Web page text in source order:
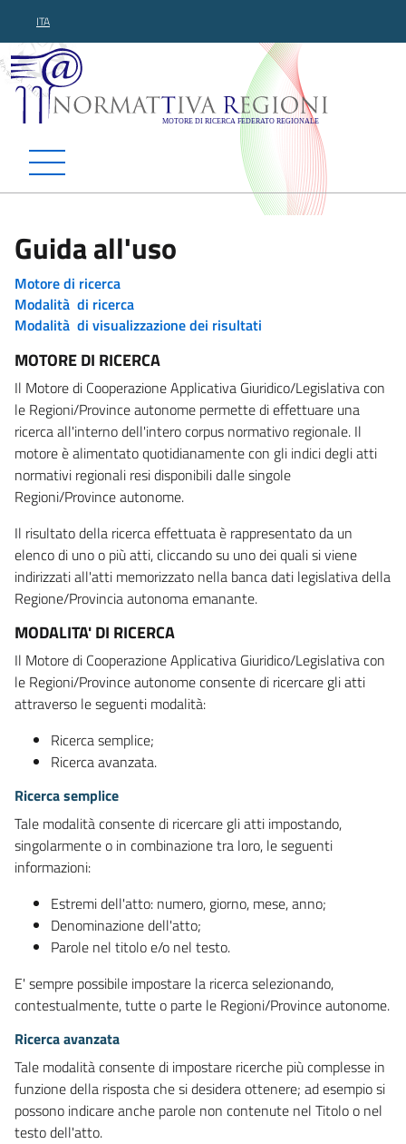
ITA
Normattiva Regioni -
Guida all'uso
Motore di ricerca
Modalità di ricerca
Modalità di visualizzazione dei risultati
MOTORE DI RICERCA
Il Motore di Cooperazione Applicativa Giuridico/Legislativa con
le Regioni/Province autonome permette di effettuare una
ricerca all'interno dell'intero corpus normativo regionale. Il
motore è alimentato quotidianamente con gli indici degli atti
normativi regionali resi disponibili dalle singole
Regioni/Province autonome.
Il risultato della ricerca effettuata è rappresentato da un
elenco di uno o più atti, cliccando su uno dei quali si viene
indirizzati all'atti memorizzato nella banca dati legislativa della
Regione/Provincia autonoma emanante.
MODALITA' DI RICERCA
Il Motore di Cooperazione Applicativa Giuridico/Legislativa con
le Regioni/Province autonome consente di ricercare gli atti
attraverso le seguenti modalità:
Ricerca semplice;
Ricerca avanzata.
Ricerca semplice
Tale modalità consente di ricercare gli atti impostando,
singolarmente o in combinazione tra loro, le seguenti
informazioni:
Estremi dell'atto: numero, giorno, mese, anno;
Denominazione dell'atto;
Parole nel titolo e/o nel testo.
E' sempre possibile impostare la ricerca selezionando,
contestualmente, tutte o parte le Regioni/Province autonome.
Ricerca avanzata
Tale modalità consente di impostare ricerche più complesse in
funzione della risposta che si desidera ottenere; ad esempio si
possono indicare anche parole non contenute nel Titolo o nel
testo dell'atto.